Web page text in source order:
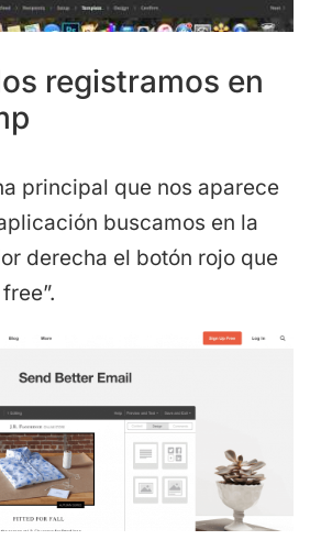
registramos en
principal que nos aparece
buscamos en la
derecha el botón rojo que